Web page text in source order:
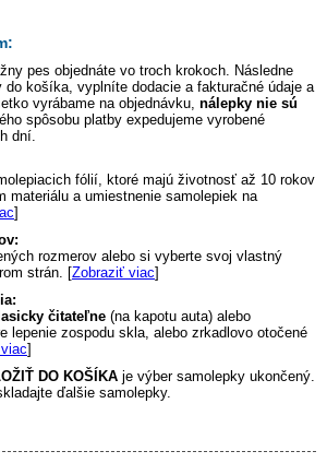
pes objednáte vo troch krokoch. Následne
košíka, vyplníte dodacie a fakturačné údaje a
vyrábame na objednávku, nálepky nie sú
spôsobu platby expedujeme vyrobené
dní.
fólií, ktoré majú životnosť až 10 rokov
materiálu a umiestnenie samolepiek na
]
rozmerov alebo si vyberte svoj vlastný
strán. [Zobraziť viac]
čitateľne (na kapotu auta) alebo
lepenie zospodu skla, alebo zrkadlovo otočené
]
DO KOŠÍKA je výber samolepky ukončený.
ďalšie samolepky.